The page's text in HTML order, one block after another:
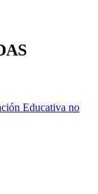
Educativa no